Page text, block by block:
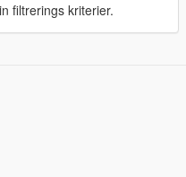
filtrerings kriterier.